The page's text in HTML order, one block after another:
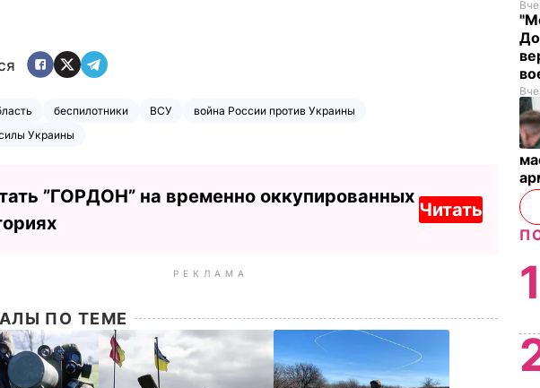
беспилотники ВСУ
война России против Украины
Украины
”ГОРДОН” на временно оккупированных
Читать
РЕКЛАМА
ПО ТЕМЕ
1